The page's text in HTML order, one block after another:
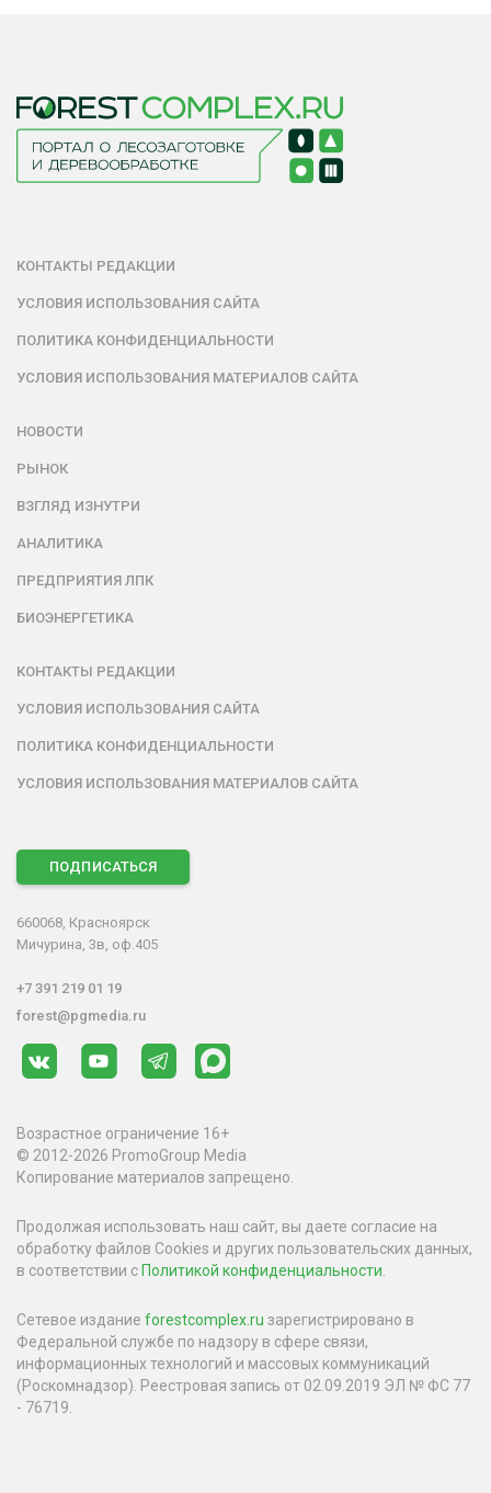
КОНТАКТЫ РЕДАКЦИИ
УСЛОВИЯ ИСПОЛЬЗОВАНИЯ САЙТА
ПОЛИТИКА КОНФИДЕНЦИАЛЬНОСТИ
УСЛОВИЯ ИСПОЛЬЗОВАНИЯ МАТЕРИАЛОВ САЙТА
НОВОСТИ
РЫНОК
ВЗГЛЯД ИЗНУТРИ
АНАЛИТИКА
ПРЕДПРИЯТИЯ ЛПК
БИОЭНЕРГЕТИКА
КОНТАКТЫ РЕДАКЦИИ
УСЛОВИЯ ИСПОЛЬЗОВАНИЯ САЙТА
ПОЛИТИКА КОНФИДЕНЦИАЛЬНОСТИ
УСЛОВИЯ ИСПОЛЬЗОВАНИЯ МАТЕРИАЛОВ САЙТА
ПОДПИСАТЬСЯ
660068, Красноярск
Мичурина, 3в, оф.405
+7 391 219 01 19
forest@pgmedia.ru
Возрастное ограничение 16+
© 2012-2026 PromoGroup Media
Копирование материалов запрещено.
Продолжая использовать наш сайт, вы даете согласие на
обработку файлов Cookies и других пользовательских данных,
в соответствии с Политикой конфиденциальности.
Сетевое издание forestcomplex.ru зарегистрировано в
Федеральной службе по надзору в сфере связи,
информационных технологий и массовых коммуникаций
(Роскомнадзор). Реестровая запись от 02.09.2019 ЭЛ № ФС 77
- 76719.